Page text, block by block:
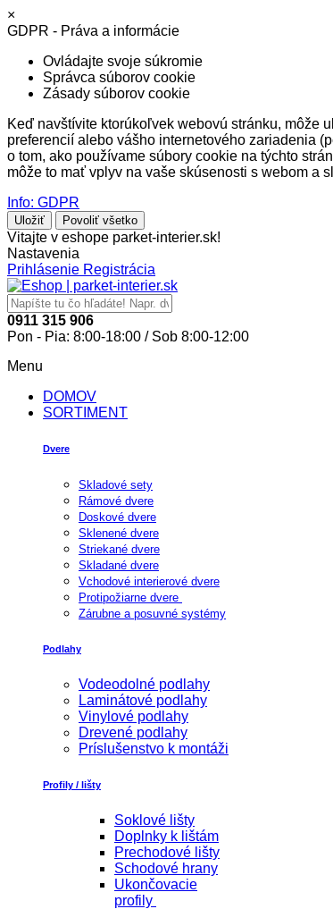
×
GDPR - Práva a informácie
Ovládajte svoje súkromie
Správca súborov cookie
Zásady súborov cookie
Keď navštívite ktorúkoľvek webovú stránku, môže
preferencií alebo vášho internetového zariadenia
o tom, ako používame súbory cookie na týchto
môže to mať vplyv na vaše skúsenosti s webom a
Info: GDPR
Uložiť Povoliť všetko
Vitajte v eshope parket-interier.sk!
Nastavenia
Prihlásenie Registrácia
0911 315 906
Pon - Pia: 8:00-18:00 / Sob 8:00-12:00
Menu
DOMOV
SORTIMENT
Dvere
Skladové sety
Rámové dvere
Doskové dvere
Sklenené dvere
Striekané dvere
Skladané dvere
Vchodové interierové dvere
Protipožiarne dvere
Zárubne a posuvné systémy
Podlahy
Vodeodolné podlahy
Laminátové podlahy
Vinylové podlahy
Drevené podlahy
Príslušenstvo k montáži
Profily / lišty
Soklové lišty
Doplnky k lištám
Prechodové lišty
Schodové hrany
Ukončovacie
profily